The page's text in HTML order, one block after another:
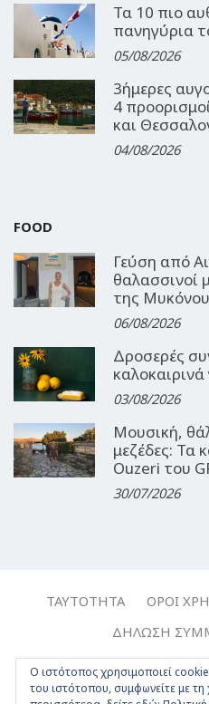
Τα 10 πιο
πανηγύρια
05/08/2026
3ήμερες
4
και
04/08/2026
FOOD
Γεύση από
θαλασσινοί
της Μυκόνου
06/08/2026
Δροσερές
03/08/2026
Μουσική,
μεζέδες: Τα
Ouzeri του
30/07/2026
ΤΑΥΤΌΤΗΤΑ ΌΡΟΙ
ΔΉΛΩΣΗ
Copyright © 2017-2026,
Crafted by
Ο ιστότοπος χρησιμοποιεί
του ιστότοπου, συμφωνείτε με